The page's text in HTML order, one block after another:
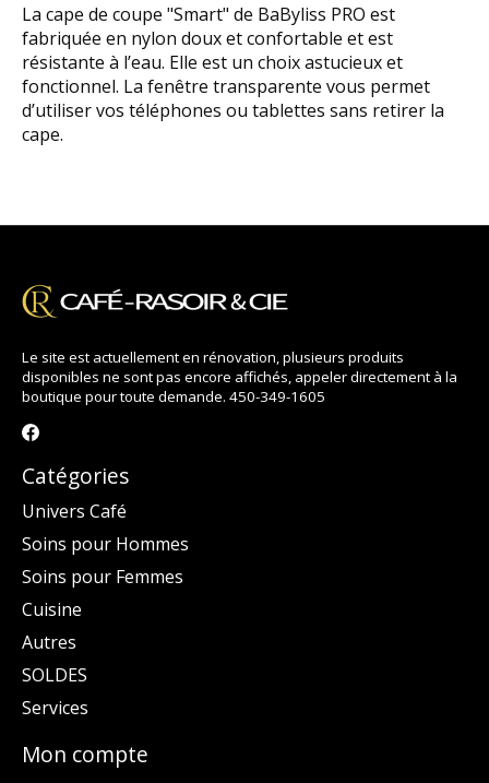
La cape de coupe "Smart" de BaByliss PRO est
fabriquée en nylon doux et confortable et est
résistante à l’eau. Elle est un choix astucieux et
fonctionnel. La fenêtre transparente vous permet
d’utiliser vos téléphones ou tablettes sans retirer la
cape.
Le site est actuellement en rénovation, plusieurs produits
disponibles ne sont pas encore affichés, appeler directement à la
boutique pour toute demande. 450-349-1605
Catégories
Univers Café
Soins pour Hommes
Soins pour Femmes
Cuisine
Autres
SOLDES
Services
Mon compte